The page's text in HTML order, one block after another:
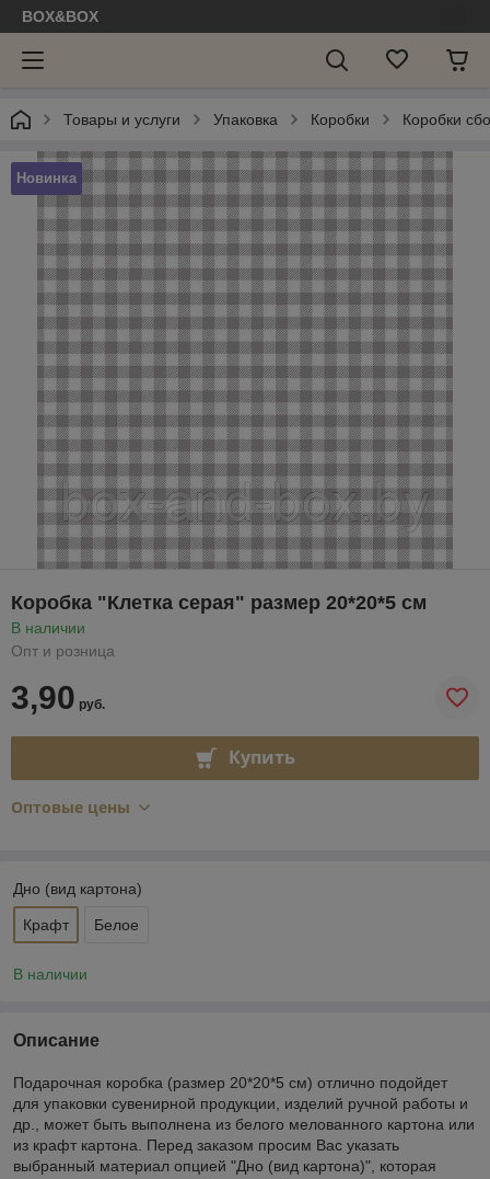
BOX&BOX
Товары и услуги Упаковка Коробки Коробки
Новинка
Коробка "Клетка серая" размер 20*20*5 см
В наличии
Опт и розница
3,90 руб.
Купить
Оптовые цены
Дно (вид картона)
Крафт Белое
В наличии
Описание
Подарочная коробка (размер 20*20*5 см) отлично подойдет
для упаковки сувенирной продукции, изделий ручной работы и
др., может быть выполнена из белого мелованного картона или
из крафт картона. Перед заказом просим Вас указать
выбранный материал опцией "Дно (вид картона)", которая